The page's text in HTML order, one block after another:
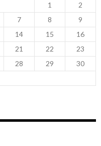
1
2
7 8
9
14 15
16
21 22
23
28 29
30